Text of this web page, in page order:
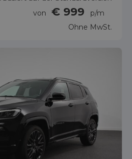
von
€ 999
p/m
Ohne MwSt.